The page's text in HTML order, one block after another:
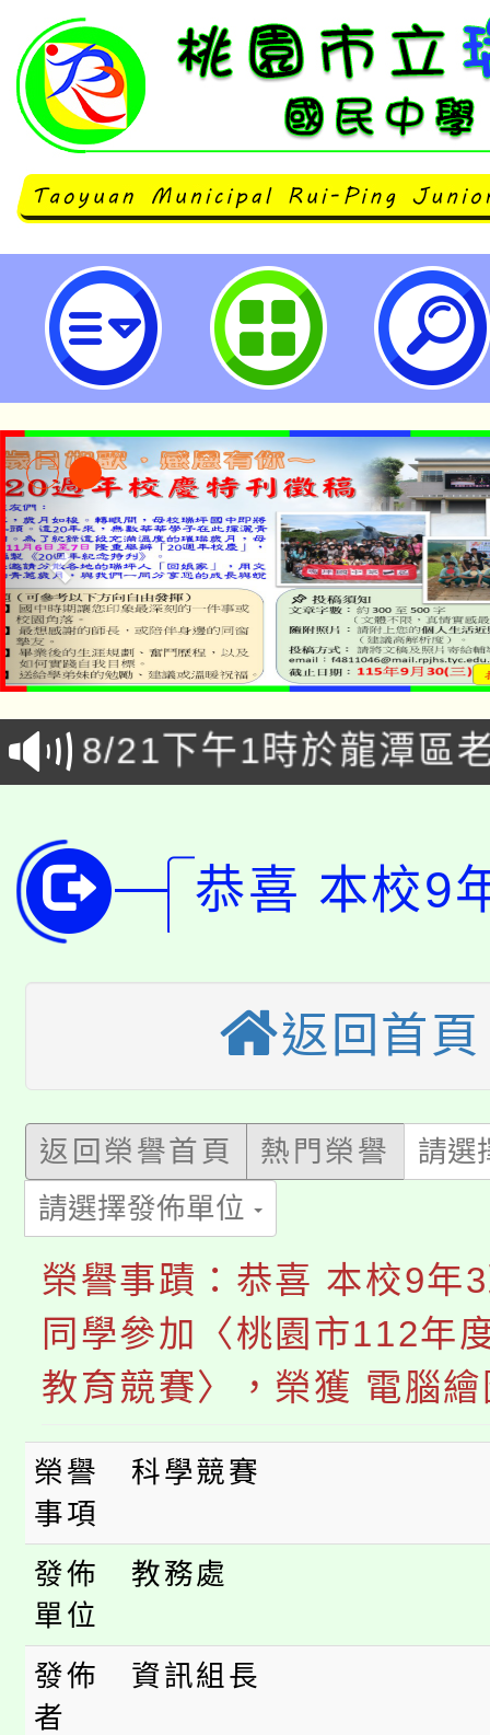
桃園市立瑞坪國民中學
「本色祭」8/29、30在
場熱烈登場!
8/21下午1時於龍潭區
YOUNG桃局內行報名
局官網。
8月14至27日，桃園電
開!
115年桃園市運動會8/
視費優惠，中低收入戶
半價優惠，詳情可洽有
者。
大園自造教育及科技
大溪自造教育及科技
份教師研習
淨零綠生活教案入校路
會
115年食農教育專業人
程
「本色祭」8/29、30在
場熱烈登場!
8/21下午1時於龍潭區
徵才活動。
YOUNG桃局內行報名
局官網。
8月14至27日，桃園電
開!
115年桃園市運動會8/
田徑場及游泳池舉行。
桃園市低收入戶享有免
視費優惠，中低收入戶
半價優惠，詳情可洽有
者。
大園自造教育及科技中
份教師增能研習
大溪自造教育及科技中
份教師研習
淨零綠生活教案入校路
恭喜 本校9
返回首頁
返回榮譽首頁 熱門榮譽
請選
請選擇發佈單位
榮譽事蹟：恭喜 本校9年
同學參加〈桃園市112年
教育競賽〉，榮獲 電腦
榮譽
事項
科學競賽
發佈
單位
教務處
發佈
者
資訊組長